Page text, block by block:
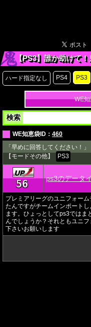
【PS3】誰か助けて
ハード指定なし PS4 PS3
WE
検索
WE知恵袋ID： 460
「早めに回答してください！」
【モードその他】
PS3
★56 ps3のデータ
プレミアリーグのユニフォー
たんですがチームインポート
ます。ひょっとしてps3ではま
んでしょうか？それともユニ
下さいお願いします